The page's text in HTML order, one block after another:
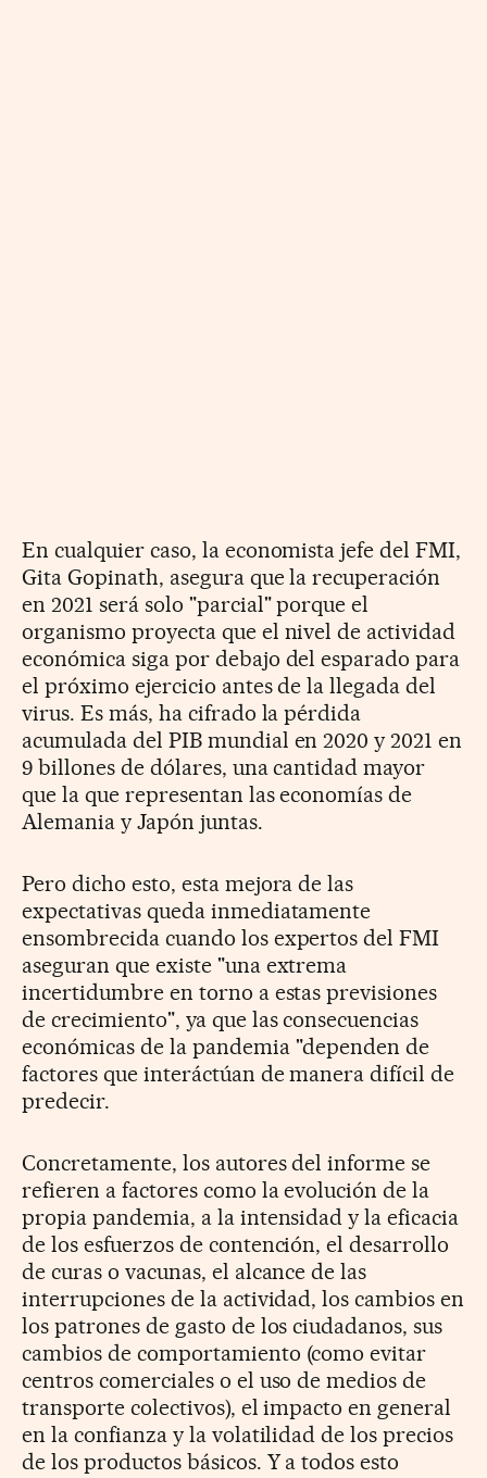
En cualquier caso, la economista jefe del FMI,
Gita Gopinath, asegura que la recuperación
en 2021 será solo "parcial" porque el
organismo proyecta que el nivel de actividad
económica siga por debajo del esparado para
el próximo ejercicio antes de la llegada del
virus. Es más, ha cifrado la pérdida
acumulada del PIB mundial en 2020 y 2021 en
9 billones de dólares, una cantidad mayor
que la que representan las economías de
Alemania y Japón juntas.
Pero dicho esto, esta mejora de las
expectativas queda inmediatamente
ensombrecida cuando los expertos del FMI
aseguran que existe "una extrema
incertidumbre en torno a estas previsiones
de crecimiento", ya que las consecuencias
económicas de la pandemia "dependen de
factores que interáctúan de manera difícil de
predecir.
Concretamente, los autores del informe se
refieren a factores como la evolución de la
propia pandemia, a la intensidad y la eficacia
de los esfuerzos de contención, el desarrollo
de curas o vacunas, el alcance de las
interrupciones de la actividad, los cambios en
los patrones de gasto de los ciudadanos, sus
cambios de comportamiento (como evitar
centros comerciales o el uso de medios de
transporte colectivos), el impacto en general
en la confianza y la volatilidad de los precios
de los productos básicos. Y a todos esto